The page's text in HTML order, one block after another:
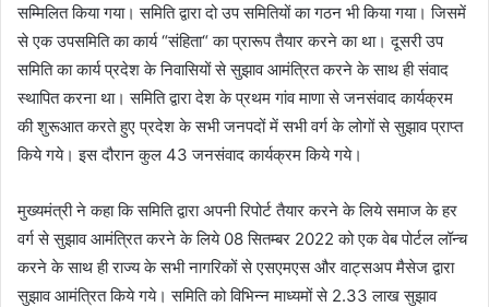
सम्मिलित किया गया। समिति द्वारा दो उप समितियों का गठन भी किया गया। जिसमें
से एक उपसमिति का कार्य “संहिता“ का प्रारूप तैयार करने का था। दूसरी उप
समिति का कार्य प्रदेश के निवासियों से सुझाव आमंत्रित करने के साथ ही संवाद
स्थापित करना था। समिति द्वारा देश के प्रथम गांव माणा से जनसंवाद कार्यक्रम
की शुरूआत करते हुए प्रदेश के सभी जनपदों में सभी वर्ग के लोगों से सुझाव प्राप्त
किये गये। इस दौरान कुल 43 जनसंवाद कार्यक्रम किये गये।
मुख्यमंत्री ने कहा कि समिति द्वारा अपनी रिपोर्ट तैयार करने के लिये समाज के हर
वर्ग से सुझाव आमंत्रित करने के लिये 08 सितम्बर 2022 को एक वेब पोर्टल लॉन्च
करने के साथ ही राज्य के सभी नागरिकों से एसएमएस और वाट्सअप मैसेज द्वारा
सुझाव आमंत्रित किये गये। समिति को विभिन्न माध्यमों से 2.33 लाख सुझाव